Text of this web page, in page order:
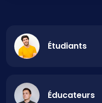
Étudiants
Éducateurs